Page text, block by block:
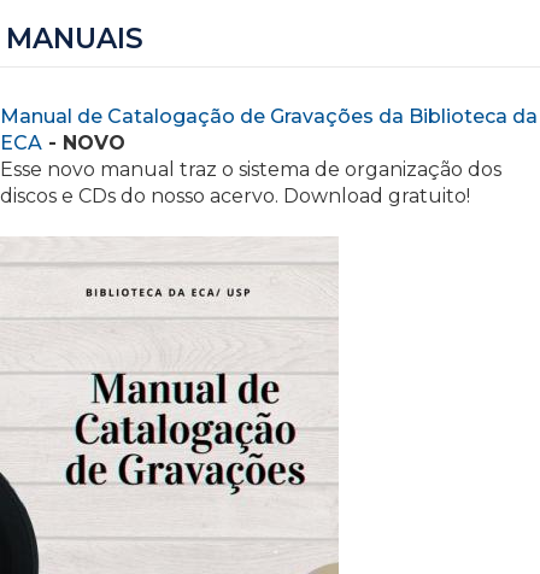
MANUAIS
Manual de Catalogação de Gravações da Biblioteca da
ECA - NOVO
Esse novo manual traz o sistema de organização dos
discos e CDs do nosso acervo. Download gratuito!